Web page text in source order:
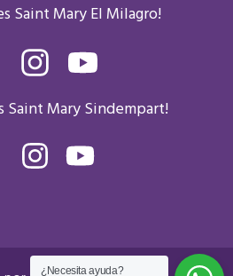
Saint Mary El Milagro!
I
n
s
t
a
Y
o
u
t
Saint Mary Sindempart!
I
n
a
Y
o
u
¿Necesita ayuda?